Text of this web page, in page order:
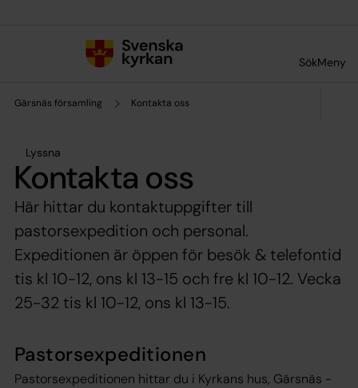
SökMeny
Gärsnäs församling Kontakta oss
Lyssna
Kontakta oss
Här hittar du kontaktuppgifter till
pastorsexpedition och personal.
Expeditionen är öppen för besök & telefontid
tis kl 10-12, ons kl 13-15 och fre kl 10-12. Vecka
25-32 tis kl 10-12, ons kl 13-15.
Pastorsexpeditionen
Pastorsexpeditionen hittar du i Kyrkans hus, Gärsnäs -